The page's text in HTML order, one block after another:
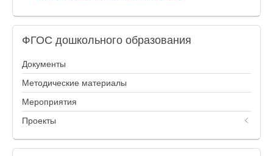
ФГОС дошкольного образования
Документы
Методические материалы
Мероприятия
Проекты